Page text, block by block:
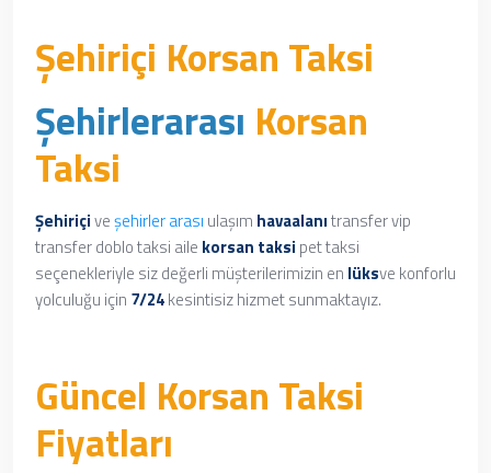
Şehiriçi Korsan Taksi
Şehirlerarası Korsan
Taksi
Şehiriçiveşehirler arası ulaşım havaalanıtransfer vip
transfer doblo taksi aile korsan taksi pet taksi
seçenekleriyle siz değerli müşterilerimizin en lüksve konforlu
yolculuğu için 7/24kesintisiz hizmet sunmaktayız.
Güncel Korsan Taksi
Fiyatları